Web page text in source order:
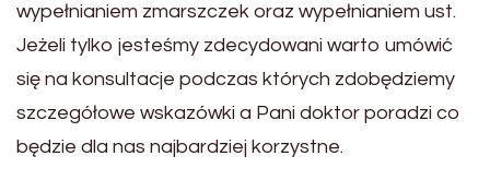
wypełnianiem zmarszczek oraz wypełnianiem ust.
Jeżeli tylko jesteśmy zdecydowani warto umówić
się na konsultacje podczas których zdobędziemy
szczegółowe wskazówki a Pani doktor poradzi co
będzie dla nas najbardziej korzystne.